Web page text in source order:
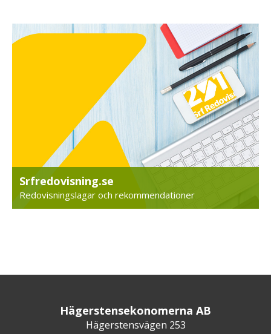
Srfredovisning.se
Redovisningslagar och rekommendationer
Hägerstensekonomerna AB
Hägerstensvägen 253